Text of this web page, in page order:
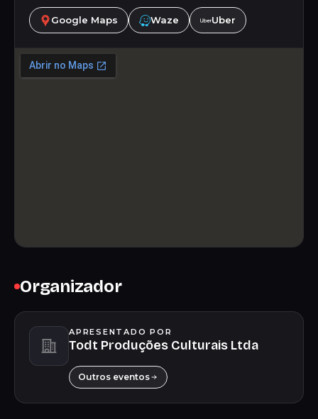
Google Maps Waze Uber
Organizador
APRESENTADO POR
Todt Produções Culturais Ltda
Outros eventos